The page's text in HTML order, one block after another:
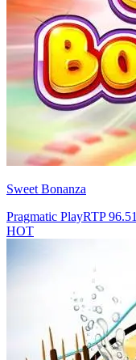
Sweet Bonanza
Pragmatic PlayRTP96.51
HOT